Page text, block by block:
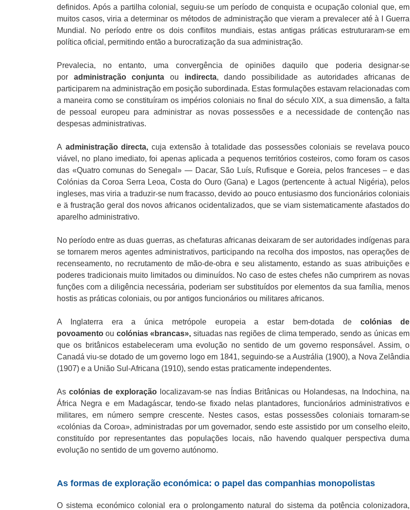
definidos. Após a partilha colonial, seguiu-se um período de conquista e ocupação colonial que, em
muitos casos, viria a determinar os métodos de administração que vieram a prevalecer até à I Guerra
Mundial. No período entre os dois conflitos mundiais, estas antigas práticas estruturaram-se em
política oficial, permitindo então a burocratização da sua administração.
Prevalecia, no entanto, uma convergência de opiniões daquilo que poderia designar-se
por administração conjunta ou indirecta, dando possibilidade as autoridades africanas de
participarem na administração em posição subordinada. Estas formulações estavam relacionadas com
a maneira como se constituíram os impérios coloniais no final do século XIX, a sua dimensão, a falta
de pessoal europeu para administrar as novas possessões e a necessidade de contenção nas
despesas administrativas.
A administração directa, cuja extensão à totalidade das possessões coloniais se revelava pouco
viável, no plano imediato, foi apenas aplicada a pequenos territórios costeiros, como foram os casos
das «Quatro comunas do Senegal» — Dacar, São Luís, Rufisque e Goreia, pelos franceses – e das
Colónias da Coroa Serra Leoa, Costa do Ouro (Gana) e Lagos (pertencente à actual Nigéria), pelos
ingleses, mas viria a traduzir-se num fracasso, devido ao pouco entusiasmo dos funcionários coloniais
e ä frustração geral dos novos africanos ocidentalizados, que se viam sistematicamente afastados do
aparelho administrativo.
No período entre as duas guerras, as chefaturas africanas deixaram de ser autoridades indígenas para
se tornarem meros agentes administrativos, participando na recolha dos impostos, nas operações de
recenseamento, no recrutamento de mão-de-obra e seu alistamento, estando as suas atribuições e
poderes tradicionais muito limitados ou diminuídos. No caso de estes chefes não cumprirem as novas
funções com a diligência necessária, poderiam ser substituídos por elementos da sua família, menos
hostis as práticas coloniais, ou por antigos funcionários ou militares africanos.
A Inglaterra era a única metrópole europeia a estar bem-dotada de colónias de
povoamento ou colónias «brancas», situadas nas regiões de clima temperado, sendo as únicas em
que os britânicos estabeleceram uma evolução no sentido de um governo responsável. Assim, o
Canadá viu-se dotado de um governo logo em 1841, seguindo-se a Austrália (1900), a Nova Zelândia
(1907) e a União Sul-Africana (1910), sendo estas praticamente independentes.
Ascolónias de exploração localizavam-se nas Índias Britânicas ou Holandesas, na Indochina, na
África Negra e em Madagáscar, tendo-se fixado nelas plantadores, funcionários administrativos e
militares, em número sempre crescente. Nestes casos, estas possessões coloniais tornaram-se
«colónias da Coroa», administradas por um governador, sendo este assistido por um conselho eleito,
constituído por representantes das populações locais, não havendo qualquer perspectiva duma
evolução no sentido de um governo autónomo.
As formas de exploração económica: o papel das companhias monopolistas
O sistema económico colonial era o prolongamento natural do sistema da potência colonizadora,